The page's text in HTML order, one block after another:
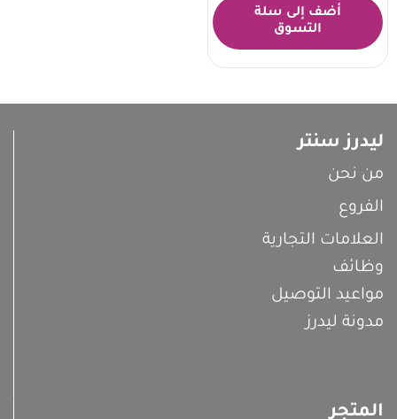
أضف إلى سلة
التسوق
ليدرز سنتر
من نحن
الفروع
العلامات التجارية
وظائف
مواعيد التوصيل
مدونة ليدرز
المتجر